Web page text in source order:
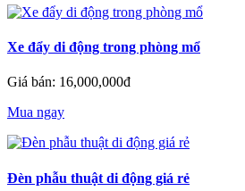
Xe đẩy di động trong phòng mổ
Giá bán: 16,000,000đ
Mua ngay
Đèn phẫu thuật di động giá rẻ